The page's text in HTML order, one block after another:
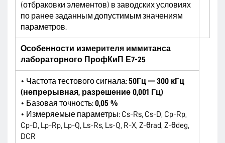
(отбраковки элементов) в заводских условиях
по ранее заданным допустимым значениям
параметров.
Особенности измерителя иммитанса
лабораторного ПрофКиП Е7-25
• Частота тестового сигнала:50Гц — 300 кГц
(непрерывная, разрешение 0,001 Гц)
• Базовая точность:0,05 %
• Измеряемые параметры: Cs-Rs, Cs-D, Cp-Rp,
Cp-D, Lp-Rp, Lp-Q, Ls-Rs, Ls-Q, R-X, Z-θrad, Z-θdeg,
DCR